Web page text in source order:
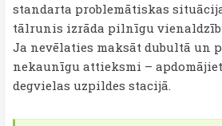
standarta problemātiskas
tālrunis izrāda pilnīgu
Ja nevēlaties maksāt dubultā un
nekaunīgu attieksmi –
degvielas uzpildes stacijā.